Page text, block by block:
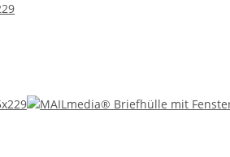
Die Briefhüllen sind aus
in der Größe 125 x 229 mm bieten
und effiziente Abwicklung ihrer